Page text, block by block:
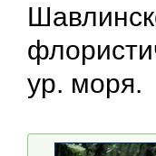
ур. моря.